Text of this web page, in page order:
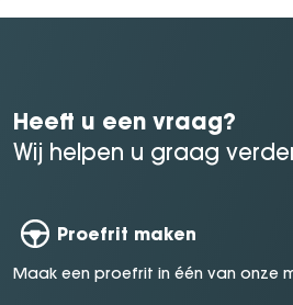
Heeft u een vraag?
Wij helpen u graag
Proefrit maken
Maak een proefrit in één van onze